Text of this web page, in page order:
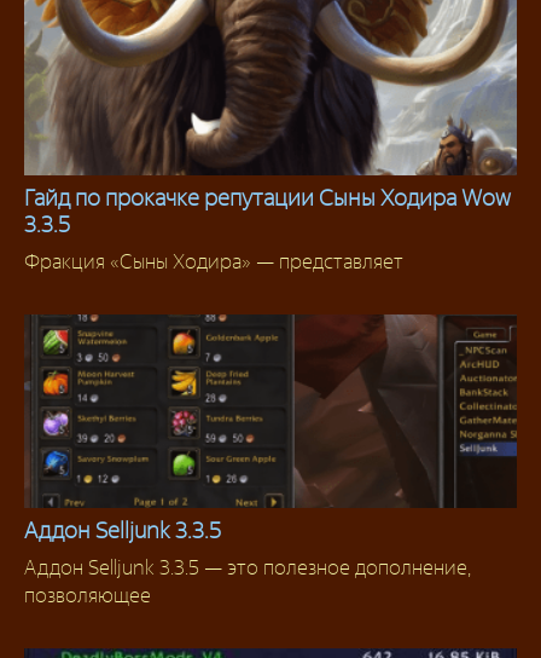
Гайд по прокачке репутации Сыны Ходира Wow
3.3.5
Фракция «Сыны Ходира» — представляет
Аддоны
Аддон Selljunk 3.3.5
Аддон Selljunk 3.3.5 — это полезное дополнение,
позволяющее